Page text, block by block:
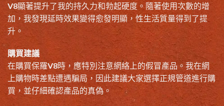
V8顯著提升了我的持久力和勃起硬度。隨著使用次數的增
加，我發現延時效果變得愈發明顯，性生活質量得到了提
升。
購買建議
在購買保羅V8時，應特別注意網絡上的假冒產品。我在網
上購物時差點遭遇騙局，因此建議大家選擇正規管道進行購
買，並仔細確認產品的真偽。